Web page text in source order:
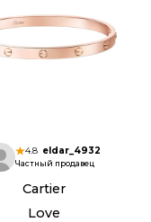
4.8 eldar_4932
Частный продавец
Cartier
Love